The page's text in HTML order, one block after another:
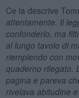
Ce la descrive
attentamente. Il
confonderlo, ma
al lungo tavolo di
riempiendo con
quaderno rilegato.
pagina e pareva
rivelava abitudine